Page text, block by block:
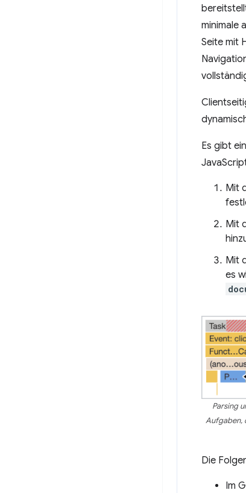
minimale
Seite mit
Es gibt
Mit
Mit
Mit
es
Parsing
Aufgaben,
Die
Im